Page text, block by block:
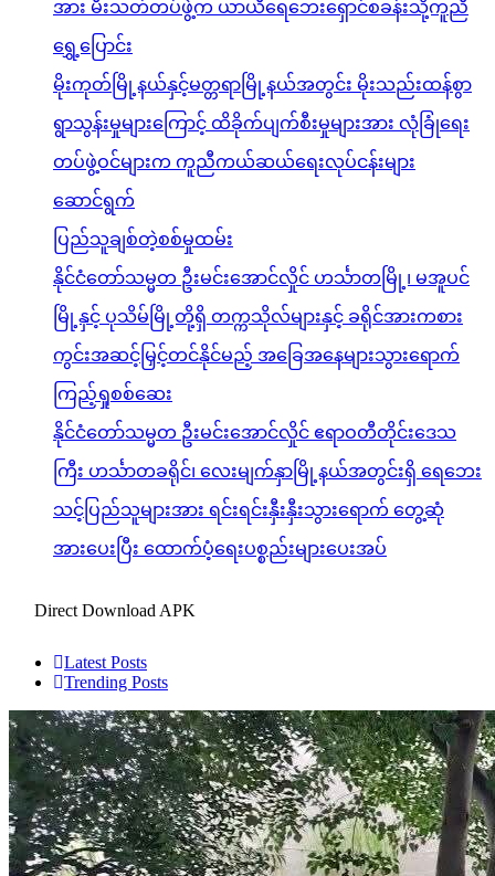
အား မီးသတ်တပ်ဖွဲ့က ယာယီရေဘေးရှောင်စခန်းသို့ကူညီ
ရွှေ့ပြောင်း
မိုးကုတ်မြို့နယ်နှင့်မတ္တရာမြို့နယ်အတွင်း မိုးသည်းထန်စွာ
ရွာသွန်းမှုများကြောင့် ထိခိုက်ပျက်စီးမှုများအား လုံခြုံရေး
တပ်ဖွဲ့ဝင်များက ကူညီကယ်ဆယ်ရေးလုပ်ငန်းများ
ဆောင်ရွက်
ပြည်သူချစ်တဲ့စစ်မှုထမ်း
နိုင်ငံတော်သမ္မတ ဦးမင်းအောင်လှိုင် ဟင်္သာတမြို့၊ မအူပင်
မြို့နှင့် ပုသိမ်မြို့တို့ရှိ တက္ကသိုလ်များနှင့် ခရိုင်အားကစား
ကွင်းအဆင့်မြှင့်တင်နိုင်မည့် အခြေအနေများသွားရောက်
ကြည့်ရှုစစ်ဆေး
နိုင်ငံတော်သမ္မတ ဦးမင်းအောင်လှိုင် ဧရာဝတီတိုင်းဒေသ
ကြီး ဟင်္သာတခရိုင်၊ လေးမျက်နှာမြို့နယ်အတွင်းရှိ ရေဘေး
သင့်ပြည်သူများအား ရင်းရင်းနှီးနှီးသွားရောက် တွေ့ဆုံ
အားပေးပြီး ထောက်ပံ့ရေးပစ္စည်းများပေးအပ်
Direct Download APK
Latest Posts
Trending Posts